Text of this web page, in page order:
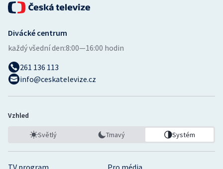
TV program Pro média
Divácké centrum
každý všední den:8:00—16:00 hodin
261 136 113
info@ceskatelevize.cz
Vzhled
Světlý Tmavý Systém